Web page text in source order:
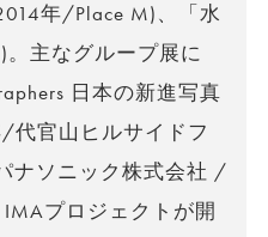
年/Place M)、「水
主なグループ展に
日本の新進写真
代官山ヒルサイドフ
ナソニック株式会社 /
プロジェクトが開